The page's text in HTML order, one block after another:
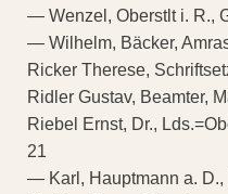
— Wenzel, Oberstlt i. R.,
— Wilhelm, Bäcker,
Ricker Therese,
Ridler Gustav, Beamter,
Riebel Ernst, Dr.,
21
— Karl, Hauptmann a.